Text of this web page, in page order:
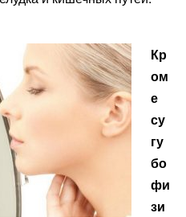
Кр
ом
е
су
гу
бо
фи
зи